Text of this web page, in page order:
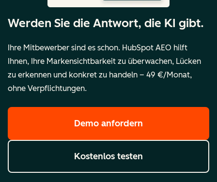
Werden Sie die Antwort, die KI gibt.
Ihre Mitbewerber sind es schon. HubSpot AEO hilft
Ihnen, Ihre Markensichtbarkeit zu überwachen, Lücken
zu erkennen und konkret zu handeln – 49 €/Monat,
ohne Verpflichtungen.
Demo anfordern
Kostenlos testen